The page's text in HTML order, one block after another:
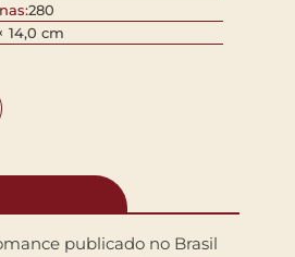
280
14,0 cm
publicado no Brasil